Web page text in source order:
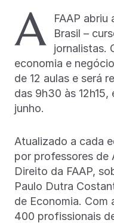
A
FAAP abriu
Brasil –
jornalistas.
economia e
de 12 aulas e será
das 9h30 às
junho.
Atualizado a cada
por professores de
Direito da FAAP,
Paulo Dutra
de Economia. Com
400 profissionais